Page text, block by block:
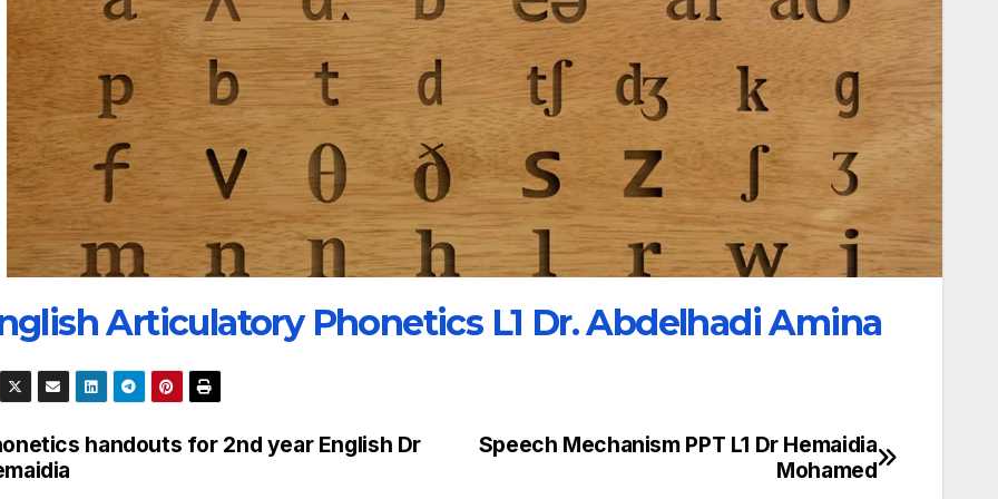
Articulatory Phonetics L1 Dr. Abdelhadi Amina
تصفّح
handouts for 2nd year English Dr
Speech Mechanism PPT L1 Dr Hemaidia
Mohamed